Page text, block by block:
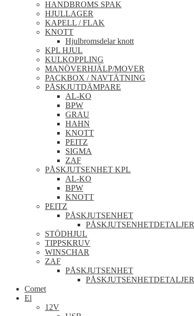
HANDBROMS SPAK
HJULLAGER
KAPELL / FLAK
KNOTT
Hjulbromsdelar knott
KPL HJUL
KULKOPPLING
MANÖVERHJÄLP/MOVER
PACKBOX / NAVTÄTNING
PÅSKJUTDÄMPARE
AL-KO
BPW
GRAU
HAHN
KNOTT
PEITZ
SIGMA
ZAF
PÅSKJUTSENHET KPL
AL-KO
BPW
KNOTT
PEITZ
PÅSKJUTSENHET
PÅSKJUTSENHETDETALJER
STÖDHJUL
TIPPSKRUV
WINSCHAR
ZAF
PÅSKJUTSENHET
PÅSKJUTSENHETDETALJER
Comet
El
12V